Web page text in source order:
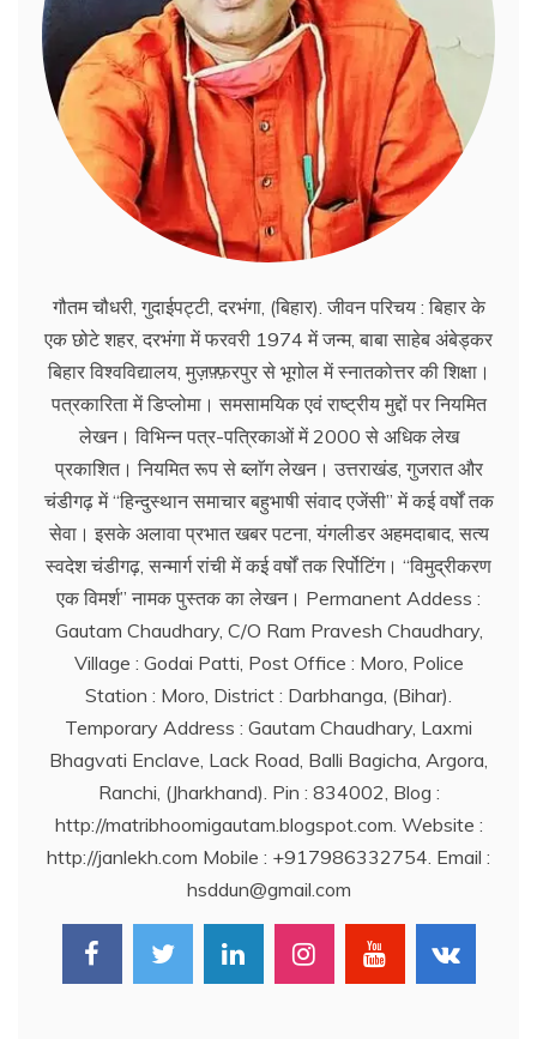
गौतम चौधरी, गुदाईपट्टी, दरभंगा, (बिहार). जीवन परिचय : बिहार के
एक छोटे शहर, दरभंगा में फरवरी 1974 में जन्म, बाबा साहेब अंबेड्कर
बिहार विश्वविद्यालय, मुज़फ़्फ़रपुर से भूगोल में स्नातकोत्तर की शिक्षा।
पत्रकारिता में डिप्लोमा। समसामयिक एवं राष्ट्रीय मुद्दों पर नियमित
लेखन। विभिन्न पत्र-पत्रिकाओं में 2000 से अधिक लेख
प्रकाशित। नियमित रूप से ब्लाॅग लेखन। उत्तराखंड, गुजरात और
चंडीगढ़ में ‘‘हिन्दुस्थान समाचार बहुभाषी संवाद एजेंसी’’ में कई वर्षों तक
सेवा। इसके अलावा प्रभात खबर पटना, यंगलीडर अहमदाबाद, सत्य
स्वदेश चंडीगढ़, सन्मार्ग रांची में कई वर्षों तक रिर्पोटिंग। ‘‘विमुद्रीकरण
एक विमर्श’’ नामक पुस्तक का लेखन। Permanent Addess :
Gautam Chaudhary, C/O Ram Pravesh Chaudhary,
Village : Godai Patti, Post Office : Moro, Police
Station : Moro, District : Darbhanga, (Bihar).
Temporary Address : Gautam Chaudhary, Laxmi
Bhagvati Enclave, Lack Road, Balli Bagicha, Argora,
Ranchi, (Jharkhand). Pin : 834002, Blog :
http://matribhoomigautam.blogspot.com. Website :
http://janlekh.com Mobile : +917986332754. Email :
hsddun@gmail.com